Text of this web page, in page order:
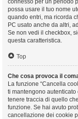
connesso per un periodo
possa usare il tuo nome
quando entri, ma ricorda
PC usato anche da altri,
Se non vedi il checkbox,
questa caratteristica.
Top
Che cosa provoca il
La funzione “Cancella
ti mantengono
tenere traccia di quello
funzione. Se hai avuto
cancellazione dei cookie